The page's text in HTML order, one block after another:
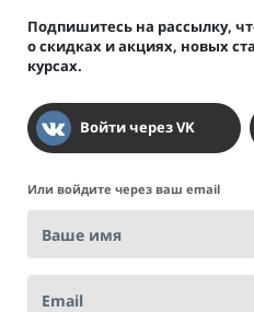
Подпишитесь на рассылку,
о скидках и акциях, новых
курсах.
Войти через VK
Или войдите через ваш email
Ваше имя
Email